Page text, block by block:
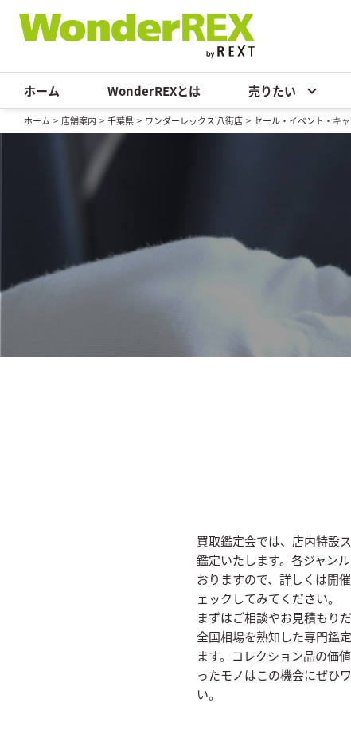
ホーム WonderREXとは 売りたい
ホーム > 店舗案内 > 千葉県 > ワンダーレックス 八街店 > セール・イベント・キ
買取鑑定会では、店内特設
鑑定いたします。各ジャン
おりますので、詳しくは開
ェックしてみてください。
まずはご相談やお見積もり
全国相場を熟知した専門鑑
ます。コレクション品の価
ったモノはこの機会にぜひ
い。